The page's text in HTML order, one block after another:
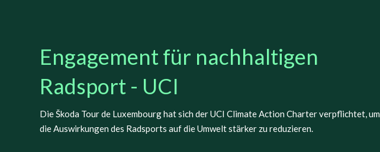
Engagement für nachhaltigen
Radsport - UCI
Die Škoda Tour de Luxembourg hat sich der UCI Climate Action Charter verpflichtet, um
die Auswirkungen des Radsports auf die Umwelt stärker zu reduzieren.